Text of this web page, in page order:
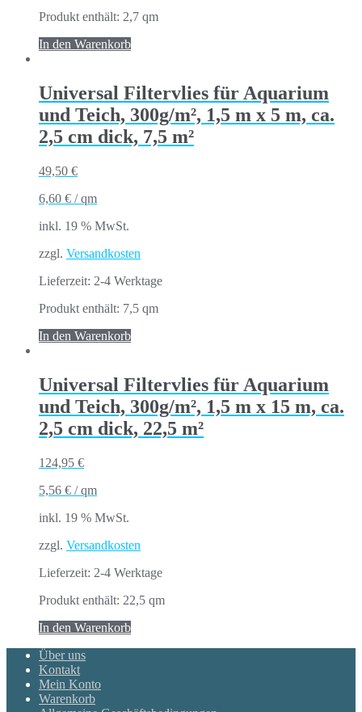
Produkt enthält: 2,7 qm
In den Warenkorb
Universal Filtervlies für Aquarium
und Teich, 300g/m², 1,5 m x 5 m, ca.
2,5 cm dick, 7,5 m²
49,50 €
6,60 € /qm
inkl. 19 % MwSt.
zzgl. Versandkosten
Lieferzeit: 2-4 Werktage
Produkt enthält: 7,5 qm
In den Warenkorb
Universal Filtervlies für Aquarium
und Teich, 300g/m², 1,5 m x 15 m, ca.
2,5 cm dick, 22,5 m²
124,95 €
5,56 € /qm
inkl. 19 % MwSt.
zzgl. Versandkosten
Lieferzeit: 2-4 Werktage
Produkt enthält: 22,5 qm
In den Warenkorb
Über uns
Kontakt
Mein Konto
Warenkorb